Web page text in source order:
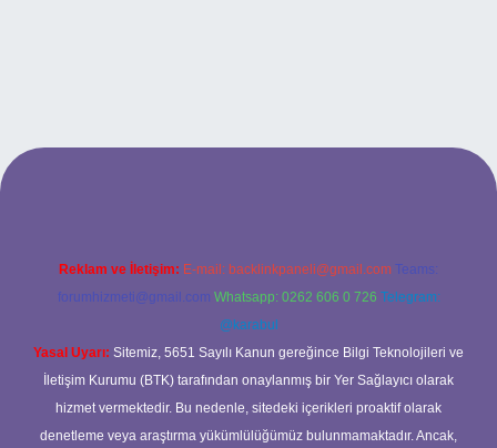
Reklam ve İletişim: E-mail: backlinkpaneli@gmail.com Teams:
forumhizmeti@gmail.com Whatsapp: 0262 606 0 726 Telegram:
@karabul
Yasal Uyarı: Sitemiz, 5651 Sayılı Kanun gereğince Bilgi Teknolojileri ve
İletişim Kurumu (BTK) tarafından onaylanmış bir Yer Sağlayıcı olarak
hizmet vermektedir. Bu nedenle, sitedeki içerikleri proaktif olarak
denetleme veya araştırma yükümlülüğümüz bulunmamaktadır. Ancak,